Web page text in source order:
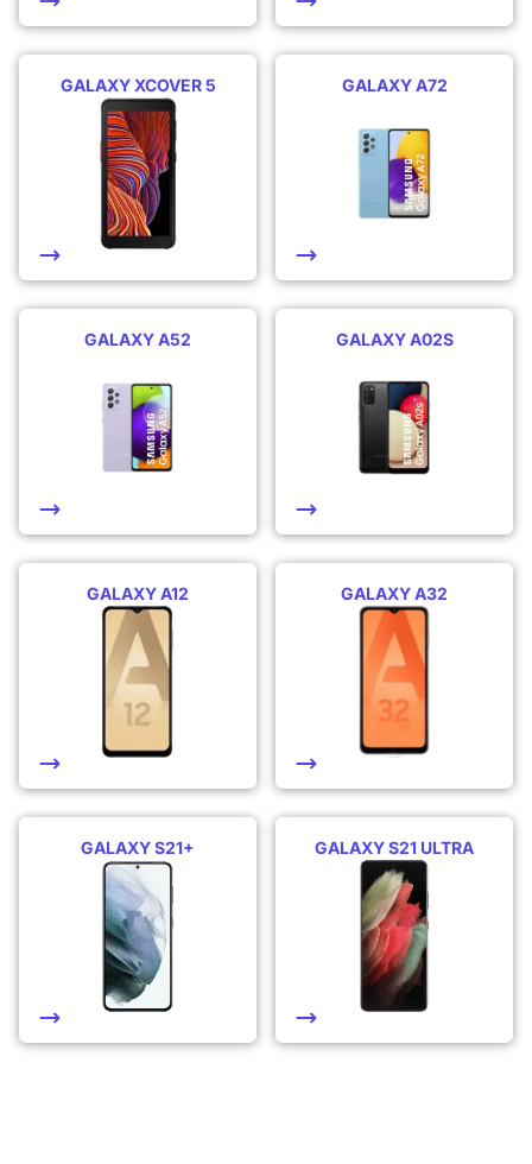
GALAXY XCOVER 5 GALAXY A72
GALAXY A52 GALAXY A02S
GALAXY A12 GALAXY A32
GALAXY S21+ GALAXY S21 ULTRA